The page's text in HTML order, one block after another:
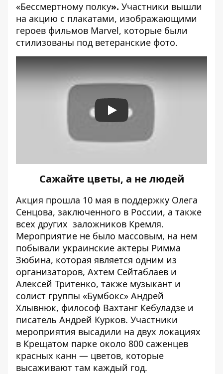
«Бессмертному полку». Участники вышли
на акцию с плакатами, изображающими
героев фильмов Marvel, которые были
стилизованы под ветеранские фото.
Play
Сажайте цветы, а не людей
Акция прошла 10 мая в поддержку Олега
Сенцова, заключенного в России, а также
всех других заложников Кремля.
Мероприятие не было массовым, на нем
побывали украинские актеры Римма
Зюбина, которая является одним из
организаторов, Ахтем Сейтаблаев и
Алексей Тритенко, также музыкант и
солист группы «Бумбокс» Андрей
Хлывнюк, философ Вахтанг Кебуладзе и
писатель Андрей Курков. Участники
мероприятия высадили на двух локациях
в Крещатом парке около 800 саженцев
красных канн — цветов, которые
высаживают там каждый год.